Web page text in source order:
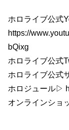
ホロライブ公式
https://
bQixg
ホロライブ公式
ホロライブ公式
ホロジュール▷
オンラインショ